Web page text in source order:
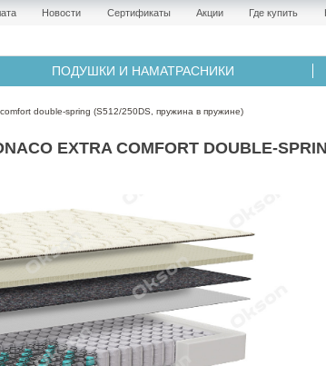
Новости Сертификаты Акции Где купить
ПОДУШКИ И НАМАТРАСНИКИ
double-spring (S512/250DS, пружина в пружине)
EXTRA COMFORT DOUBLE-